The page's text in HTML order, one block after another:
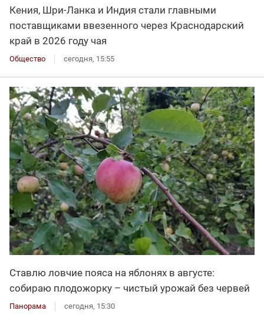
Кения, Шри-Ланка и Индия стали главными
поставщиками ввезенного через Краснодарский
край в 2026 году чая
Общество сегодня, 15:55
Ставлю ловчие пояса на яблонях в августе:
собираю плодожорку – чистый урожай без червей
Панорама сегодня, 15:30